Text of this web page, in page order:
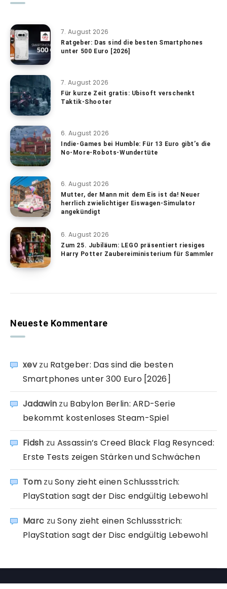
7. August 2026
Ratgeber: Das sind die besten Smartphones
unter 500 Euro [2026]
7. August 2026
Für kurze Zeit gratis: Ubisoft verschenkt
Taktik-Shooter
6. August 2026
Indie-Games bei Humble: Für 13 Euro gibt’s die
No-More-Robots-Wundertüte
6. August 2026
Mutter, der Mann mit dem Eis ist da! Neuer
herrlich zwielichtiger Eiswagen-Simulator
angekündigt
6. August 2026
Zum 25. Jubiläum: LEGO präsentiert riesiges
Harry Potter Zaubereiministerium für Sammler
Neueste Kommentare
xevzu Ratgeber: Das sind die besten
Smartphones unter 300 Euro [2026]
Jadawin zu Babylon Berlin: ARD-Serie
bekommt kostenloses Steam-Spiel
Fidsh zu Assassin’s Creed Black Flag Resynced:
Erste Tests zeigen Stärken und Schwächen
TomzuSony zieht einen Schlussstrich:
PlayStation sagt der Disc endgültig Lebewohl
Marc zuSony zieht einen Schlussstrich:
PlayStation sagt der Disc endgültig Lebewohl